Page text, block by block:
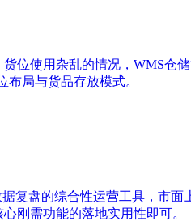
位使用杂乱的情况，WMS
局与货品存放模式。
复盘的综合性运营工具，市
刚需功能的落地实用性即可。